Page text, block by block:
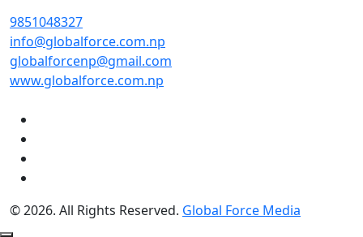
9851048327
info@globalforce.com.np
globalforcenp@gmail.com
www.globalforce.com.np
© 2026. All Rights Reserved. Global Force Media